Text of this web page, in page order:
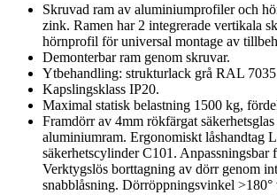
Skruvad ram av aluminiumprofiler och
zink. Ramen har 2 integrerade vertikala
hörnprofil för universal montage av
Demonterbar ram genom skruvar.
Ytbehandling: strukturlack grå RAL
Kapslingsklass IP20.
Maximal statisk belastning 1500 kg,
Framdörr av 4mm rökfärgat
aluminiumram. Ergonomiskt låshandtag
säkerhetscylinder C101. Anpassningsbar
Verktygslös borttagning av dörr genom
snabblåsning. Dörröppningsvinkel >180°